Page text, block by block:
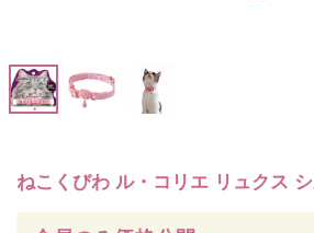
ねこくびわ ル・コリエ リュクス